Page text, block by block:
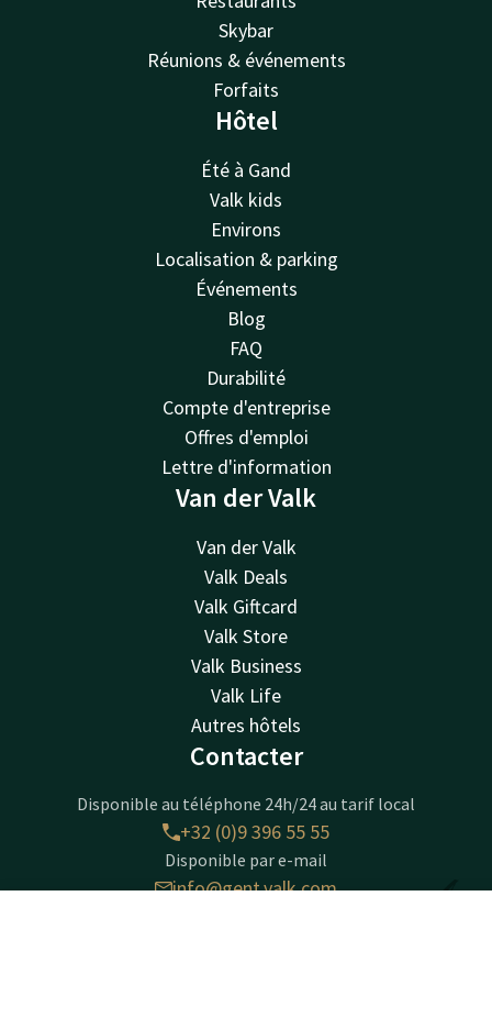
Skybar
Réunions & événements
Forfaits
Hôtel
Été à Gand
Valk kids
Environs
Localisation & parking
Événements
Blog
FAQ
Durabilité
Compte d'entreprise
Offres d'emploi
Lettre d'information
Van der Valk
Van der Valk
Valk Deals
Valk Giftcard
Valk Store
Valk Business
Valk Life
Autres hôtels
Contacter
Disponible au téléphone 24h/24 au tarif local
+32 (0)9 396 55 55
Disponible par e-mail
info@gent.valk.com